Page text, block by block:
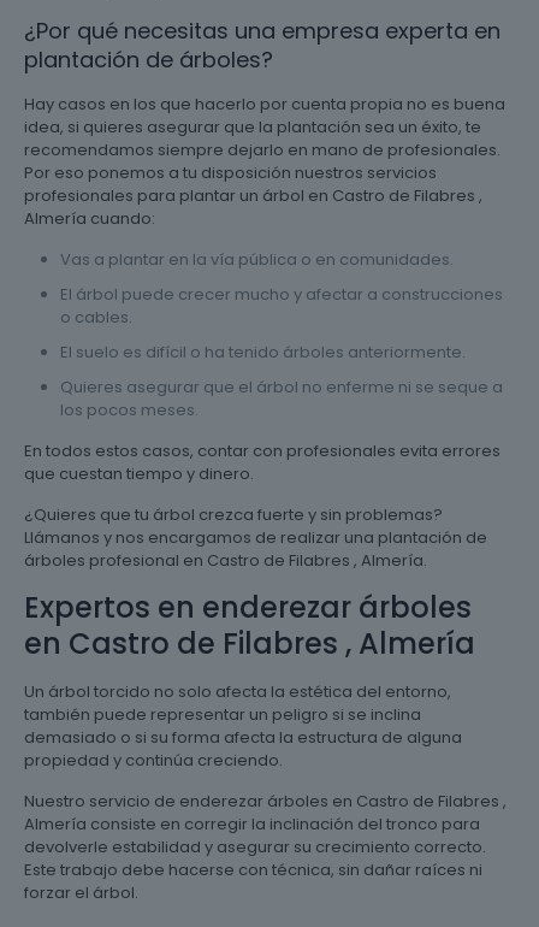
¿Por qué necesitas una empresa experta en
plantación de árboles?
Hay casos en los que hacerlo por cuenta propia no es buena
idea, si quieres asegurar que la plantación sea un éxito, te
recomendamos siempre dejarlo en mano de profesionales.
Por eso ponemos a tu disposición nuestros servicios
profesionales para plantar un árbol en Castro de Filabres ,
Almería cuando:
Vas a plantar en la vía pública o en comunidades.
El árbol puede crecer mucho y afectar a construcciones
o cables.
El suelo es difícil o ha tenido árboles anteriormente.
Quieres asegurar que el árbol no enferme ni se seque a
los pocos meses.
En todos estos casos, contar con profesionales evita errores
que cuestan tiempo y dinero.
¿Quieres que tu árbol crezca fuerte y sin problemas?
Llámanos y nos encargamos de realizar una plantación de
árboles profesional en Castro de Filabres , Almería.
Expertos en enderezar árboles
en Castro de Filabres , Almería
Un árbol torcido no solo afecta la estética del entorno,
también puede representar un peligro si se inclina
demasiado o si su forma afecta la estructura de alguna
propiedad y continúa creciendo.
Nuestro servicio de enderezar árboles en Castro de Filabres ,
Almería consiste en corregir la inclinación del tronco para
devolverle estabilidad y asegurar su crecimiento correcto.
Este trabajo debe hacerse con técnica, sin dañar raíces ni
forzar el árbol.